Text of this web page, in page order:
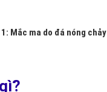
1: Mắc ma do đá nóng chảy